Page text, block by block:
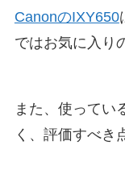
CanonのIXY650
ではお気に入り
また、使ってい
く、評価すべき